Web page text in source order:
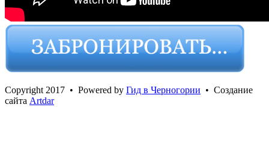
Сopyright 2017 • Powered by Гид в Черногории • Создание
сайта Artdar